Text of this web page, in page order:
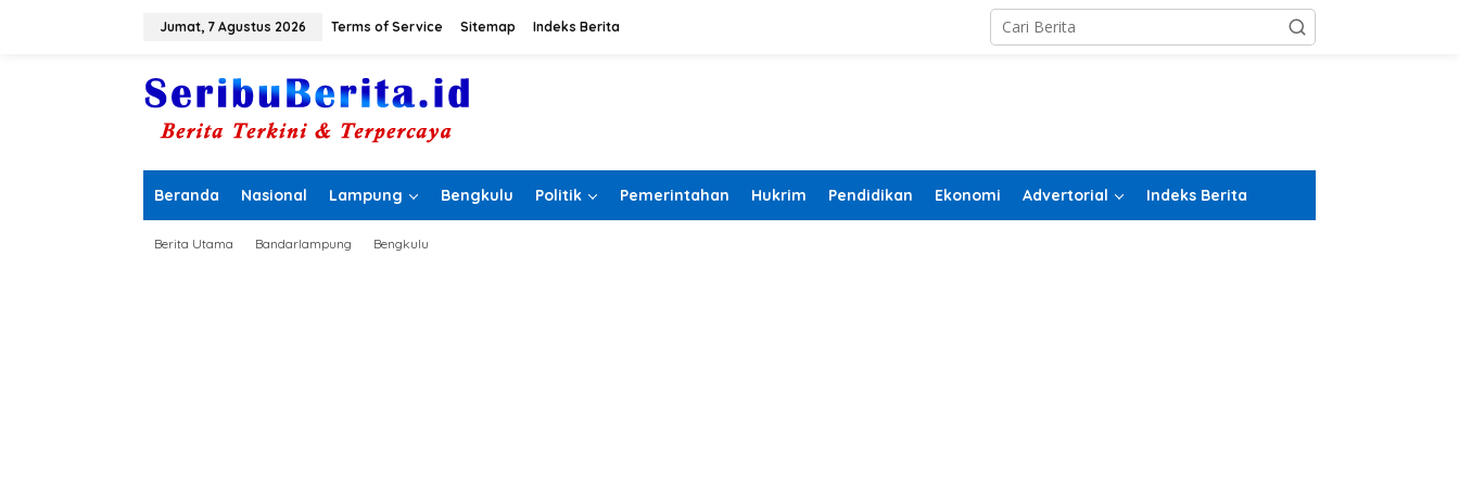
Jumat, 7 Agustus 2026 Terms of Service Sitemap Indeks Berita
Beranda Nasional Lampung Bengkulu Politik Pemerintahan Hukrim Pendidikan Ekonomi Advertorial Indeks Berita
Berita Utama Bandarlampung Bengkulu